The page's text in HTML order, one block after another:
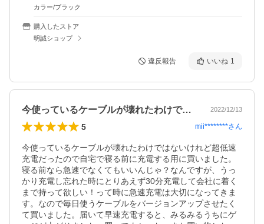
カラー/ブラック
購入したストア
明誠ショップ
違反報告 いいね 1
今使っているケーブルが壊れたわけではな… 2022/12/13
5 mii********さん
今使っているケーブルが壊れたわけではないけれど超低速
充電だったので自宅で寝る前に充電する用に買いました。
寝る前なら急速でなくてもいいんじゃ？なんですが、うっ
かり充電し忘れた時にとりあえず30分充電して会社に着く
まで持って欲しい！って時に急速充電は大切になってきま
す。なので毎日使うケーブルをバージョンアップさせたく
て買いました。届いて早速充電すると、みるみるうちにゲ